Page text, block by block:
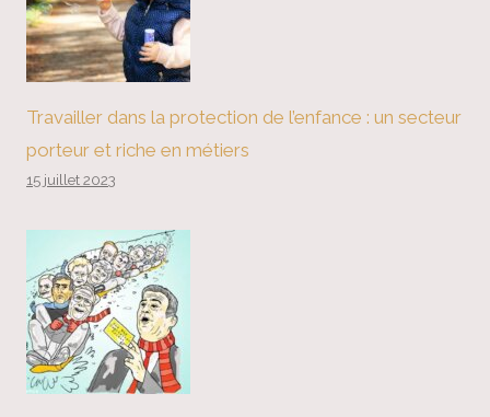
Travailler dans la protection de l’enfance : un secteur
porteur et riche en métiers
15 juillet 2023